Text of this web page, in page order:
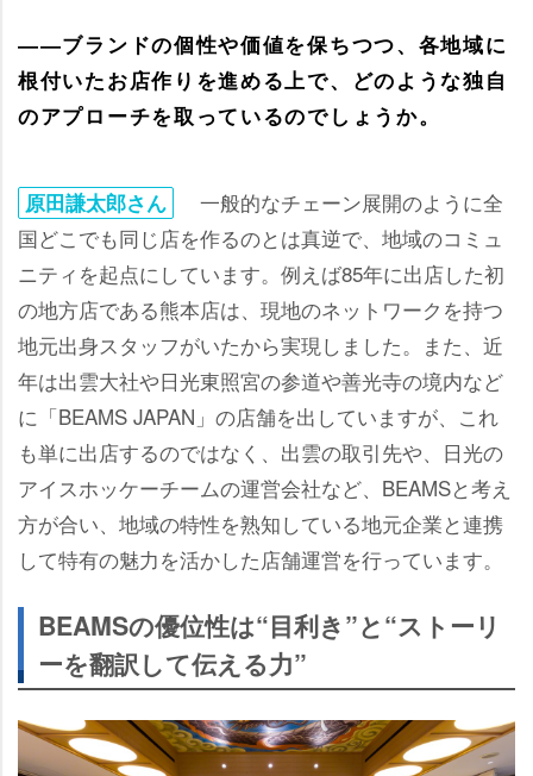
――ブランドの個性や価値を保ちつつ、各地域に
根付いたお店作りを進める上で、どのような独自
のアプローチを取っているのでしょうか。
原田謙太郎さん
一般的なチェーン展開のように全
国どこでも同じ店を作るのとは真逆で、地域のコミュ
ニティを起点にしています。例えば85年に出店した初
の地方店である熊本店は、現地のネットワークを持つ
地元出身スタッフがいたから実現しました。また、近
年は出雲大社や日光東照宮の参道や善光寺の境内など
に「BEAMS JAPAN」の店舗を出していますが、これ
も単に出店するのではなく、出雲の取引先や、日光の
アイスホッケーチームの運営会社など、BEAMSと考え
方が合い、地域の特性を熟知している地元企業と連携
して特有の魅力を活かした店舗運営を行っています。
BEAMSの優位性は“目利き”と“ストーリ
ーを翻訳して伝える力”